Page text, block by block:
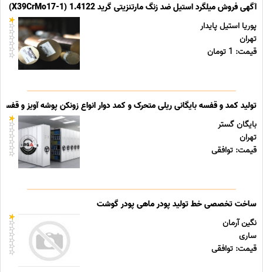
آگهی فروش میلگرد استیل ضد زنگ مارتنزیتی گرید 1.4122 (X39CrMo17-1)
پوریا استیل پایدار
تهران
قیمت: 1 تومان
تولید کمد و قفسه بایگانی ریلی متحرک و کمد دوار انواع زونکن پوشه آویز و قفسه
بایگان گستر
تهران
قیمت: توافقی
ساخت تخصصی خط تولید پودر ماهی پودر گوشت
نگین آرمان
ساری
قیمت: توافقی